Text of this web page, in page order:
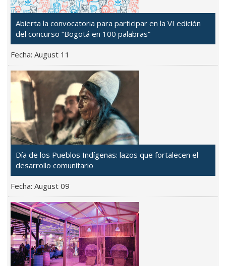
Abierta la convocatoria para participar en la VI edición
del concurso “Bogotá en 100 palabras”
Fecha: August 11
Día de los Pueblos Indígenas: lazos que fortalecen el
desarrollo comunitario
Fecha: August 09